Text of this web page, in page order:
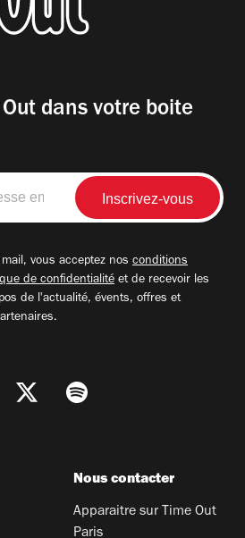
dans votre boite
vous acceptez nos conditions
de confidentialité et de recevoir les
de l'actualité, évents, offres et
Nous contacter
Apparaitre sur Time Out
Paris